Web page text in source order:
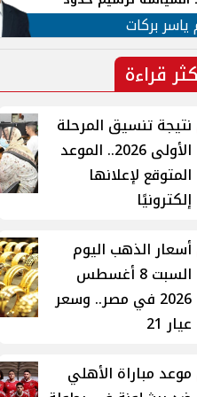
القومي العربي
ياسر بركات
قراءة
نتيجة تنسيق المرحلة
الأولى 2026.. الموعد
المتوقع لإعلانها
إلكترونيًا
أسعار الذهب اليوم
السبت 8 أغسطس
2026 في مصر.. وسعر
عيار 21
موعد مباراة الأهلي